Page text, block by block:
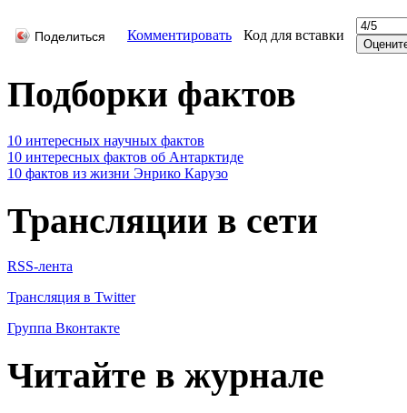
Поделиться Комментировать Код для вставки
Подборки фактов
10 интересных научных фактов
10 интересных фактов об Антарктиде
10 фактов из жизни Энрико Карузо
Трансляции в сети
RSS-лента
Трансляция в Twitter
Группа Вконтакте
Читайте в журнале